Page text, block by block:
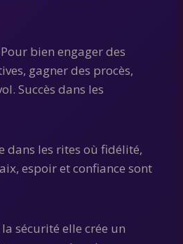
Pour bien engager des
gagner des procès,
Succès dans les
dans les rites où fidélité,
espoir et confiance sont
sécurité elle crée un